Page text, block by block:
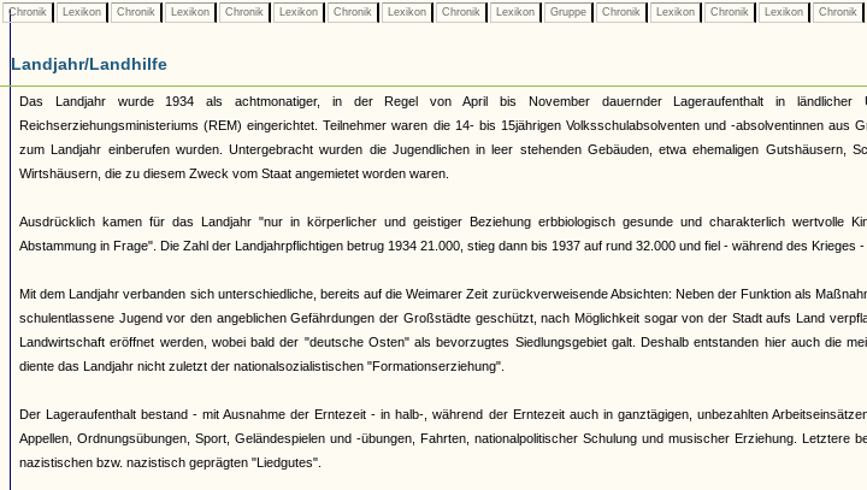
Chronik Lexikon Chronik Lexikon Chronik Lexikon Chronik Lexikon Chronik Lexikon Gruppe Chronik Lexikon Chronik Lexikon Chronik
Landjahr/Landhilfe
Das Landjahr wurde 1934 als achtmonatiger, in der Regel von April bis November dauernder Lageraufenthalt in ländlicher
Reichserziehungsministeriums (REM) eingerichtet. Teilnehmer waren die 14- bis 15jährigen Volksschulabsolventen und -absolventinnen aus
zum Landjahr einberufen wurden. Untergebracht wurden die Jugendlichen in leer stehenden Gebäuden, etwa ehemaligen Gutshäusern,
Wirtshäusern, die zu diesem Zweck vom Staat angemietet worden waren.
Ausdrücklich kamen für das Landjahr "nur in körperlicher und geistiger Beziehung erbbiologisch gesunde und charakterlich wertvolle
Abstammung in Frage". Die Zahl der Landjahrpflichtigen betrug 1934 21.000, stieg dann bis 1937 auf rund 32.000 und fiel - während des Krieges -
Mit dem Landjahr verbanden sich unterschiedliche, bereits auf die Weimarer Zeit zurückverweisende Absichten: Neben der Funktion als
schulentlassene Jugend vor den angeblichen Gefährdungen der Großstädte geschützt, nach Möglichkeit sogar von der Stadt aufs Land
Landwirtschaft eröffnet werden, wobei bald der "deutsche Osten" als bevorzugtes Siedlungsgebiet galt. Deshalb entstanden hier auch die
diente das Landjahr nicht zuletzt der nationalsozialistischen "Formationserziehung".
Der Lageraufenthalt bestand - mit Ausnahme der Erntezeit - in halb-, während der Erntezeit auch in ganztägigen, unbezahlten
Appellen, Ordnungsübungen, Sport, Geländespielen und -übungen, Fahrten, nationalpolitischer Schulung und musischer Erziehung. Letztere
nazistischen bzw. nazistisch geprägten "Liedgutes".